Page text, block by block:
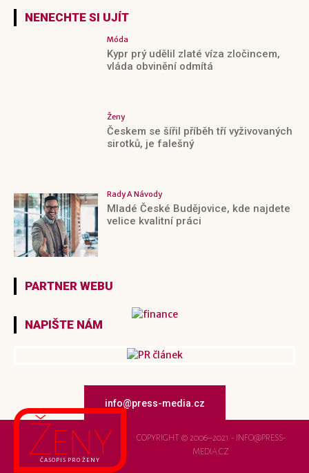
NENECHTE SI UJÍT
Móda
Kypr prý udělil zlaté víza zločincem,
vláda obvinění odmítá
Ženy
Českem se šířil příběh tří vyživovaných
sirotků, je falešný
Rady A Návody
Mladé České Budějovice, kde najdete
velice kvalitní práci
PARTNER WEBU
NAPIŠTE NÁM
info@press-media.cz
Ženy
ČASOPIS PRO ŽENY
COPYRIGHT © 2006–2021 - INFO@PRESS-
MEDIA.CZ